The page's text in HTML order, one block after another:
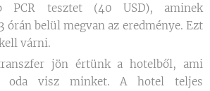
PCR tesztet (40 USD), aminek
órán belül megvan az eredménye. Ezt
várni.
jön értünk a hotelből, ami
oda visz minket. A hotel teljes